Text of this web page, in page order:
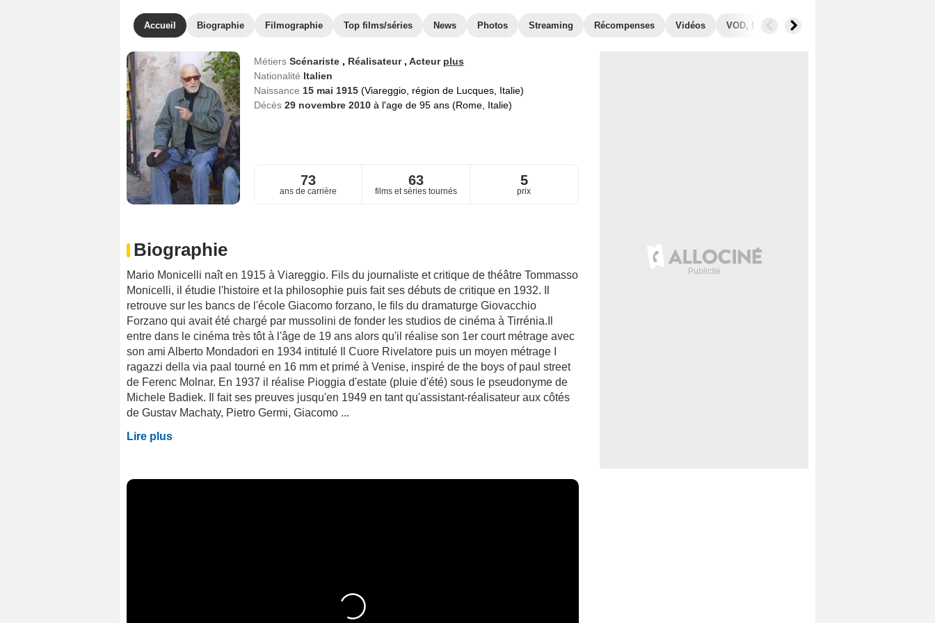
Accueil Biographie Filmographie Top films/séries News Photos Streaming Récompenses Vidéos VOD, DVD
Métiers Scénariste , Réalisateur , Acteur plus
Nationalité Italien
Naissance 15 mai 1915 (Viareggio, région de Lucques, Italie)
Décès 29 novembre 2010 à l'age de 95 ans (Rome, Italie)
73
ans de carrière
63
films et séries tournés
5
prix
Biographie
Mario Monicelli naît en 1915 à Viareggio. Fils du journaliste et critique de théâtre Tommasso
Monicelli, il étudie l'histoire et la philosophie puis fait ses débuts de critique en 1932. Il
retrouve sur les bancs de l'école Giacomo forzano, le fils du dramaturge Giovacchio
Forzano qui avait été chargé par mussolini de fonder les studios de cinéma à Tirrénia.Il
entre dans le cinéma très tôt à l'âge de 19 ans alors qu'il réalise son 1er court métrage avec
son ami Alberto Mondadori en 1934 intitulé Il Cuore Rivelatore puis un moyen métrage I
ragazzi della via paal tourné en 16 mm et primé à Venise, inspiré de the boys of paul street
de Ferenc Molnar. En 1937 il réalise Pioggia d'estate (pluie d'été) sous le pseudonyme de
Michele Badiek. Il fait ses preuves jusqu'en 1949 en tant qu'assistant-réalisateur aux côtés
de Gustav Machaty, Pietro Germi, Giacomo ...
Lire plus